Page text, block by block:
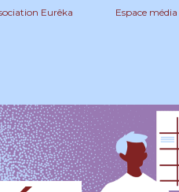
Eurêka Espace média